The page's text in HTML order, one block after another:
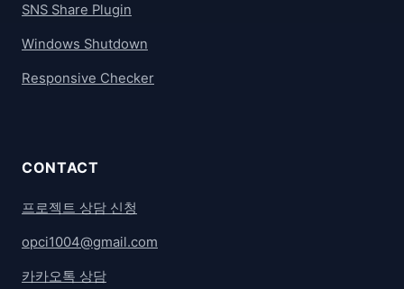
SNS Share Plugin
Windows Shutdown
Responsive Checker
CONTACT
프로젝트 상담 신청
opci1004@gmail.com
카카오톡 상담